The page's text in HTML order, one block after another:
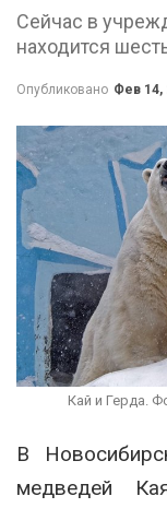
Сейчас в
находится
Опубликовано Фев 14,
Кай и Герда.
В
медведей